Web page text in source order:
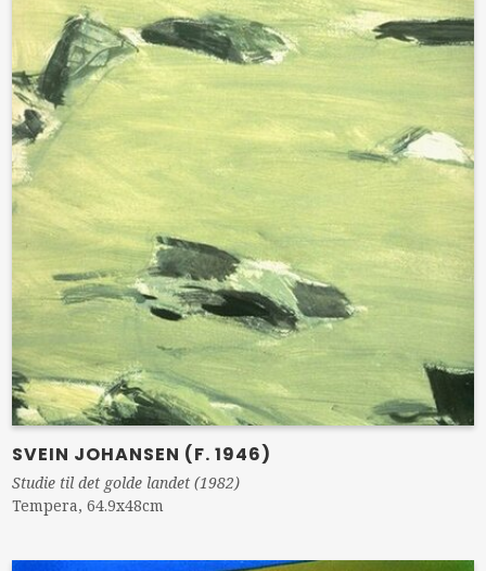
SVEIN JOHANSEN (F. 1946)
Studie til det golde landet (1982)
Tempera, 64.9x48cm